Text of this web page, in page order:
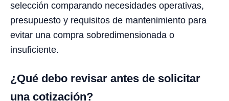
selección comparando necesidades operativas,
presupuesto y requisitos de mantenimiento para
evitar una compra sobredimensionada o
insuficiente.
¿Qué debo revisar antes de solicitar
una cotización?